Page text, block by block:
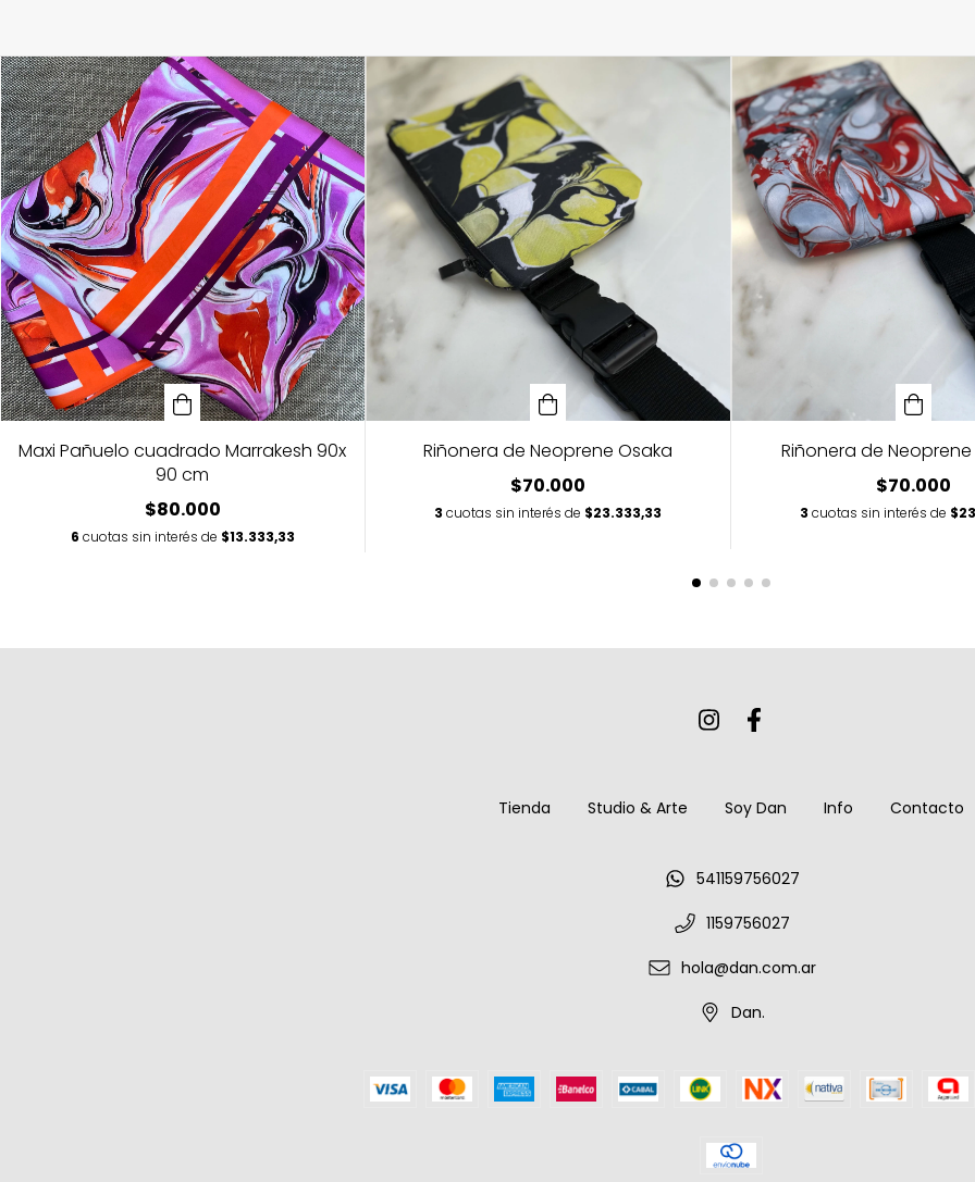
Maxi Pañuelo cuadrado Marrakesh 90x
90 cm
$80.000
6 cuotas sin interés de $13.333,33
Riñonera de Neoprene Osaka
$70.000
3 cuotas sin interés de $23.333,33
Riñonera de
$70.000
3 cuotas sin interés de
Tienda Studio & Arte Soy Dan Info Contacto
541159756027
1159756027
hola@dan.com.ar
Dan.